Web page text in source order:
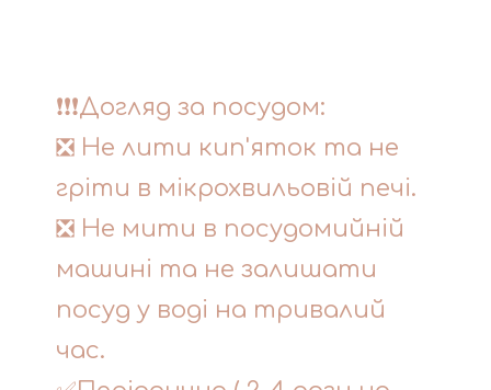
❗❗❗Догляд за посудом:
❎ Не лити кип'яток та не
гріти в мікрохвильовій печі.
❎ Не мити в посудомийній
машині та не залишати
посуд у воді на тривалий
час.